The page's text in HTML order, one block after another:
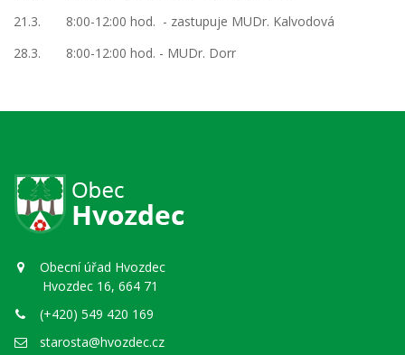
21.3. 8:00-12:00 hod. - zastupuje MUDr. Kalvodová
28.3. 8:00-12:00 hod. - MUDr. Dorr
Obecní úřad Hvozdec
Hvozdec 16, 664 71
(+420) 549 420 169
starosta@hvozdec.cz